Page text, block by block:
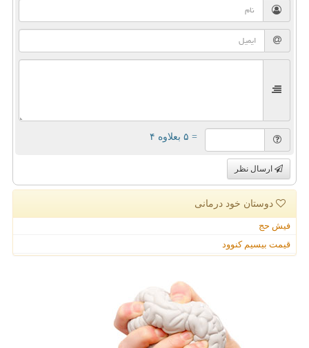
= ۵ بعلاوه ۴
ارسال نظر
دوستان خود درمانی
فیش حج
قیمت بیسیم کنوود